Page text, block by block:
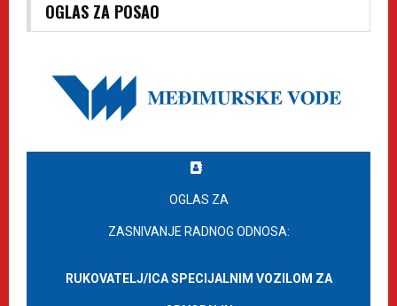
OGLAS ZA POSAO
OGLAS ZA
ZASNIVANJE RADNOG ODNOSA:
RUKOVATELJ/ICA SPECIJALNIM VOZILOM ZA